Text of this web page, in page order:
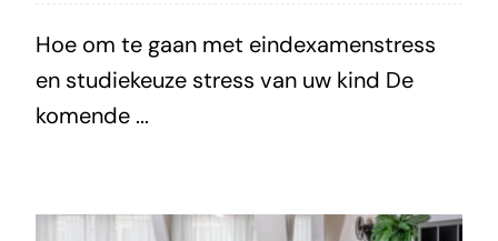
Hoe om te gaan met eindexamenstress
en studiekeuze stress van uw kind De
komende ...